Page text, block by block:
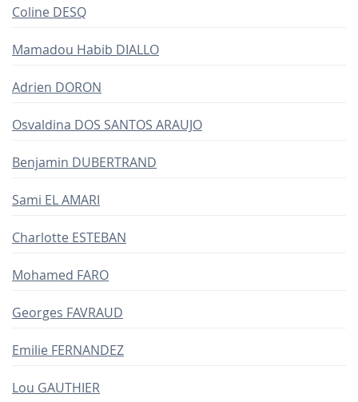
Coline DESQ
Mamadou Habib DIALLO
Adrien DORON
Osvaldina DOS SANTOS ARAUJO
Benjamin DUBERTRAND
Sami EL AMARI
Charlotte ESTEBAN
Mohamed FARO
Georges FAVRAUD
Emilie FERNANDEZ
Lou GAUTHIER